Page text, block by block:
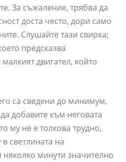
За съжаление, трябва да
доста често, дори само
Слушайте тази свирка;
предсказва
двигател, който
са сведени до минимум,
добавите към неговата
му не е толкова трудно,
светлината на
минути значително